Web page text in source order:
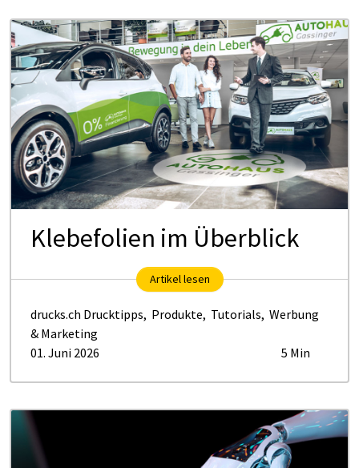
Klebefolien im Überblick
Artikel lesen
drucks.ch Drucktipps, Produkte, Tutorials, Werbung
& Marketing
01. Juni 2026
5 Min